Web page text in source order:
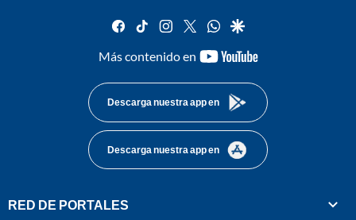
facebook
tiktok instagram
twitterwhatsapp
google
Más contenido en
youtube-
Descarga nuestra app en
Descarga nuestra app en
RED DE PORTALES